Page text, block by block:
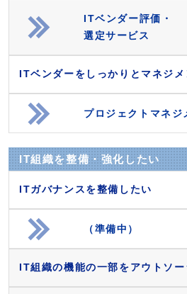
ITベンダー評価・
選定サービス
ITベンダーをしっかりとマネジ
プロジェクトマネジ
IT組織を整備・強化したい
ITガバナンスを整備したい
（準備中）
IT組織の機能の一部をアウトソ